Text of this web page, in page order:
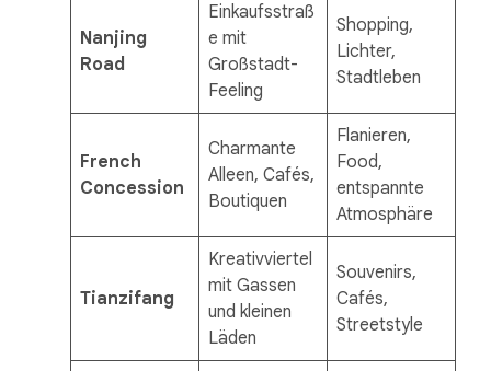
Nanjing
Road
Einkaufsstraß
e mit
Großstadt-
Feeling
Shopping,
Lichter,
Stadtleben
French
Concession
Charmante
Alleen, Cafés,
Boutiquen
Flanieren,
Food,
entspannte
Atmosphäre
Tianzifang
Kreativviertel
mit Gassen
und kleinen
Läden
Souvenirs,
Cafés,
Streetstyle